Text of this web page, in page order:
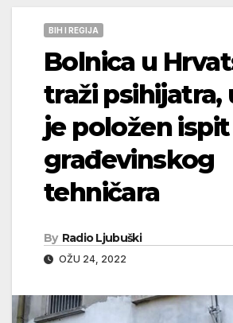
BIH I REGIJA
Bolnica u
traži psihijatra,
je položen ispit
građevinskog
tehničara
By Radio Ljubuški
OŽU 24, 2022